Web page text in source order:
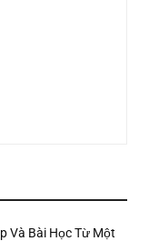
Và Bài Học Từ Một